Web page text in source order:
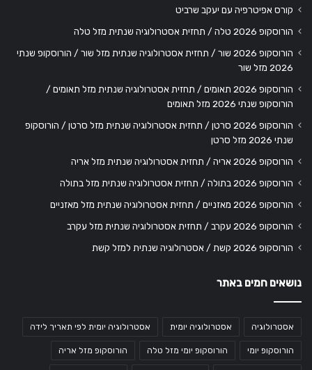
קורס אפיטרפיה עם יעקב שרביט
הורוסקופ 2026 טלה / תחזית אסטרולוגיה שנתית מזל טלה
הורוסקופ 2026 שור / תחזית אסטרולוגיה שנתית מזל שור / הורוסקופ שנתי
2026 מזל שור
הורוסקופ 2026 תאומים / תחזית אסטרולוגיה שנתית מזל תאומים /
הורוסקופ שנתי 2026 מזל תאומים
הורוסקופ 2026 סרטן / תחזית אסטרולוגיה שנתית מזל סרטן / הורוסקופ
שנתי 2026 מזל סרטן
הורוסקופ 2026 אריה / תחזית אסטרולוגיה שנתית מזל אריה
הורוסקופ 2026 בתולה / תחזית אסטרולוגיה שנתית מזל בתולה
הורוסקופ 2026 מאזניים / תחזית אסטרולוגיה שנתית מזל מאזניים
הורוסקופ 2026 עקרב / תחזית אסטרולוגיה שנתית מזל עקרב
הורוסקופ 2026 קשת / אסטרולוגיה שנתית למזל קשת
נושאים חמים באתר
אסטרולוגיה אסטרולוגיה יומית אסטרולוגיה יומית לפי תאריך לידה
הורוסקופ יומי הורוסקופ יומי מזל טלה הורוסקופ מזל אריה